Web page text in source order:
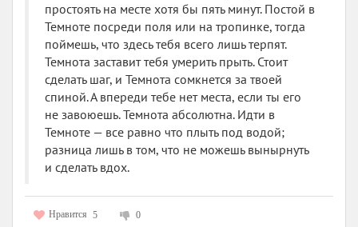
простоять на месте хотя бы пять минут. Постой в
Темноте посреди поля или на тропинке, тогда
поймешь, что здесь тебя всего лишь терпят.
Темнота заставит тебя умерить прыть. Стоит
сделать шаг, и Темнота сомкнется за твоей
спиной. А впереди тебе нет места, если ты его
не завоюешь. Темнота абсолютна. Идти в
Темноте — все равно что плыть под водой;
разница лишь в том, что не можешь вынырнуть
и сделать вдох.
Нравится 5 0